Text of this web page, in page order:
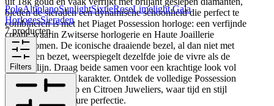
bieden de sieraden een dynamische schoonheid die perfect te
combineren is met het Piaget Possession horloge: een verfijnde
creatie waarin Zwitserse horlogerie en Haute Joaillerie
samenkomen. De iconische draaiende bezel, al dan niet met
diamanten bezet, weerspiegelt dezelfde joie de vivre als de
sieradenlijn. Draag beide samen voor een krachtige look vol
beweging, luxe en karakter. Ontdek de volledige Possession
collectie bij Schaap en Citroen Juweliers, waar tijd en stijl
samensmelten in pure perfectie.
PoloAltiplanoSunlightSixtieRoseLimelight Gala
HorlogesSieraden
7 producten
Filters